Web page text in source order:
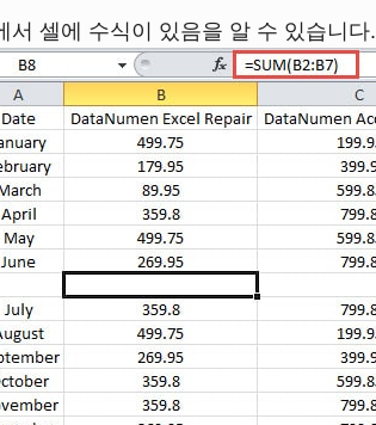
셀에 수식이 있음을 알 수 있습니다.